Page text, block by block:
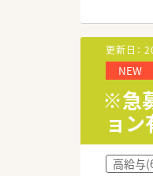
更新日：
NEW
※急
ョン
高給与